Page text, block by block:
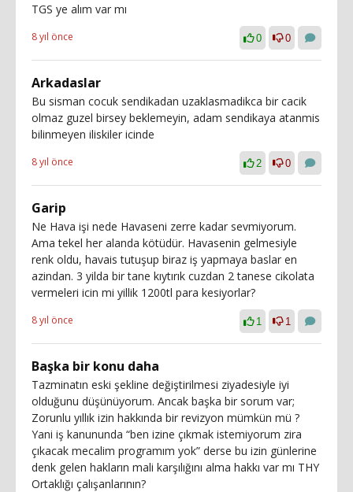
TGS ye alım var mı
8 yıl önce 0 0
Arkadaslar
Bu sisman cocuk sendikadan uzaklasmadikca bir cacik
olmaz guzel birsey beklemeyin, adam sendikaya atanmis
bilinmeyen iliskiler icinde
8 yıl önce 2 0
Garip
Ne Hava işi nede Havaseni zerre kadar sevmiyorum.
Ama tekel her alanda kötüdür. Havasenin gelmesiyle
renk oldu, havais tutuşup biraz iş yapmaya baslar en
azindan. 3 yilda bir tane kıytırık cuzdan 2 tanese cikolata
vermeleri icin mi yillik 1200tl para kesiyorlar?
8 yıl önce 1 1
Başka bir konu daha
Tazminatın eski şekline değiştirilmesi ziyadesiyle iyi
olduğunu düşünüyorum. Ancak başka bir sorum var;
Zorunlu yıllık izin hakkında bir revizyon mümkün mü ?
Yani iş kanununda “ben izine çıkmak istemiyorum zira
çıkacak mecalim programım yok” derse bu izin günlerine
denk gelen hakların mali karşılığını alma hakkı var mı THY
Ortaklığı çalışanlarının?